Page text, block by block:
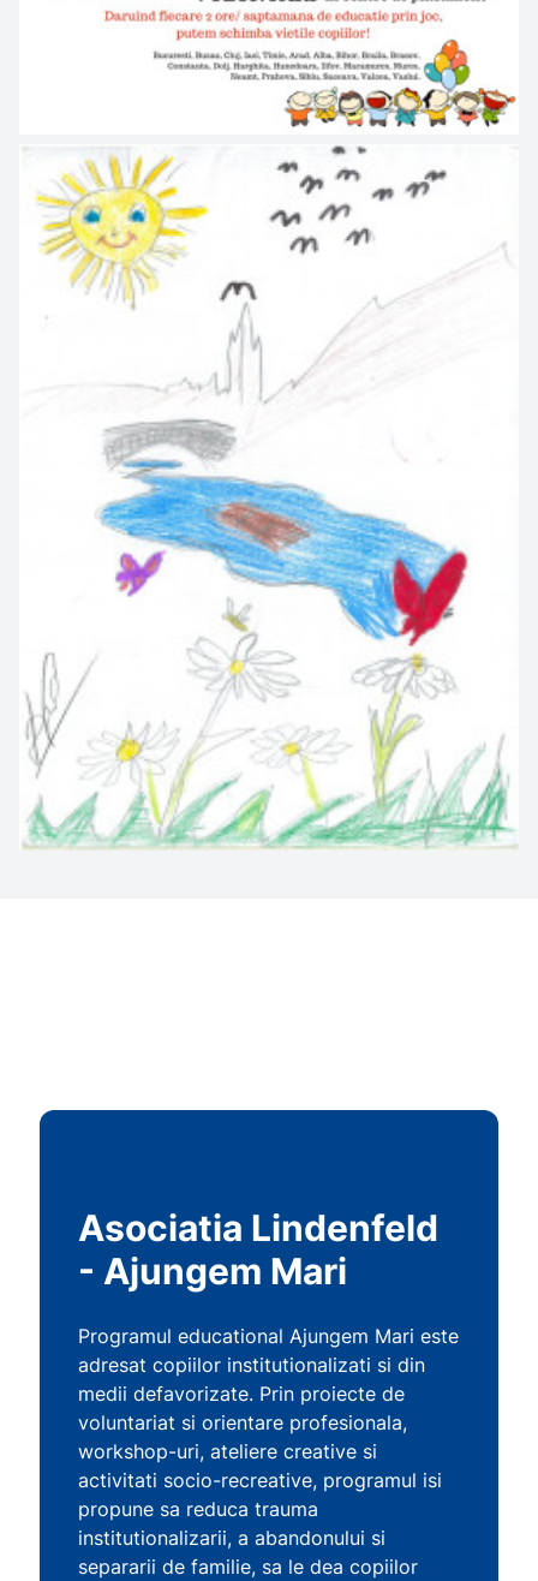
Asociatia Lindenfeld
- Ajungem Mari
Programul educational Ajungem Mari este
adresat copiilor institutionalizati si din
medii defavorizate. Prin proiecte de
voluntariat si orientare profesionala,
workshop-uri, ateliere creative si
activitati socio-recreative, programul isi
propune sa reduca trauma
institutionalizarii, a abandonului si
separarii de familie, sa le dea copiilor